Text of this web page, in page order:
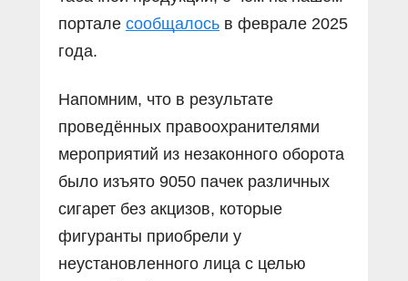
портале сообщалось в феврале 2025
года.
Напомним, что в результате
проведённых правоохранителями
мероприятий из незаконного оборота
было изъято 9050 пачек различных
сигарет без акцизов, которые
фигуранты приобрели у
неустановленного лица с целью